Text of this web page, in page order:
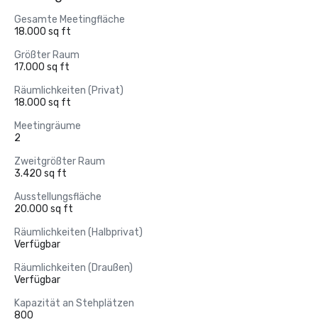
Gesamte Meetingfläche
18.000 sq ft
Größter Raum
17.000 sq ft
Räumlichkeiten (Privat)
18.000 sq ft
Meetingräume
2
Zweitgrößter Raum
3.420 sq ft
Ausstellungsfläche
20.000 sq ft
Räumlichkeiten (Halbprivat)
Verfügbar
Räumlichkeiten (Draußen)
Verfügbar
Kapazität an Stehplätzen
800